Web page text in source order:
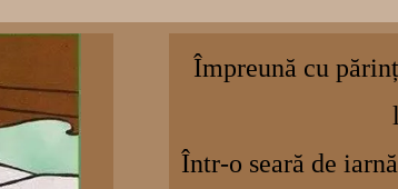
Împreună cu
Într-o seară de